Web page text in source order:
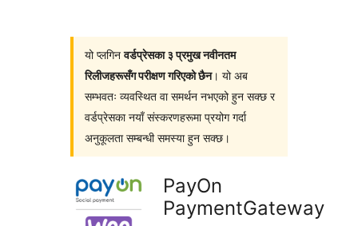
यो प्लगिनवर्डप्रेसका ३ प्रमुख नवीनतम
रिलीजहरूसँग परीक्षण गरिएको छैन। यो अब
सम्भवतः व्यवस्थित वा समर्थन नभएको हुन सक्छ र
वर्डप्रेसका नयाँ संस्करणहरूमा प्रयोग गर्दा
अनुकूलता सम्बन्धी समस्या हुन सक्छ।
PayOn
PaymentGateway